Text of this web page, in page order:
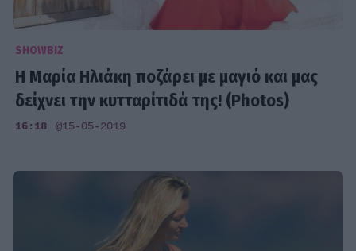
SHOWBIZ
Η Μαρία Ηλιάκη ποζάρει με μαγιό και μας
δείχνει την κυτταρίτιδά της! (Photos)
16:18 @15-05-2019